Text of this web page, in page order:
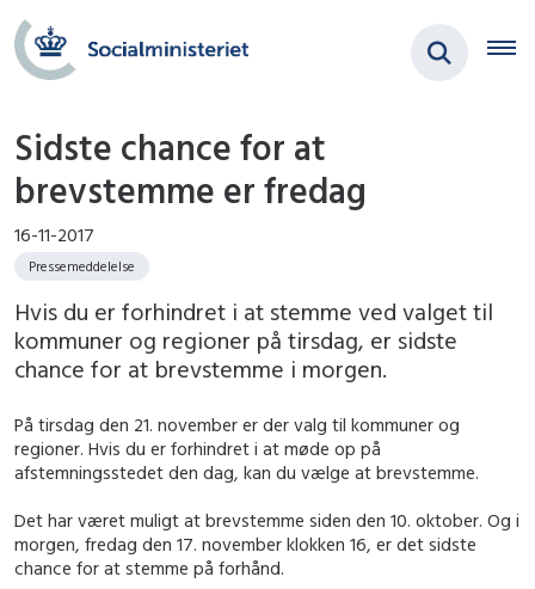
Sidste chance for at
brevstemme er fredag
16-11-2017
Pressemeddelelse
Hvis du er forhindret i at stemme ved valget til
kommuner og regioner på tirsdag, er sidste
chance for at brevstemme i morgen.
På tirsdag den 21. november er der valg til kommuner og
regioner. Hvis du er forhindret i at møde op på
afstemningsstedet den dag, kan du vælge at brevstemme.
Det har været muligt at brevstemme siden den 10. oktober. Og i
morgen, fredag den 17. november klokken 16, er det sidste
chance for at stemme på forhånd.